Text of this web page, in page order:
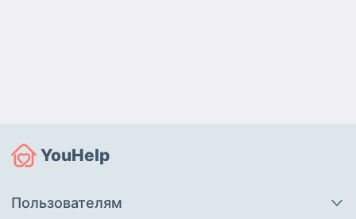
YouHelp
Пользователям